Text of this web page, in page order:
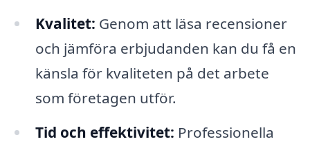
Kvalitet: Genom att läsa recensioner
och jämföra erbjudanden kan du få en
känsla för kvaliteten på det arbete
som företagen utför.
Tid och effektivitet: Professionella